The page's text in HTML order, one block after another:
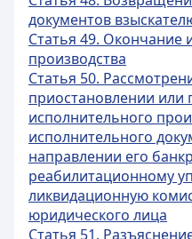
документов
Статья 49. Окончание
производства
Статья 50.
приостановлении
исполнительного
исполнительного
направлении его
реабилитационному
ликвидационную
юридического лица
Статья 51.